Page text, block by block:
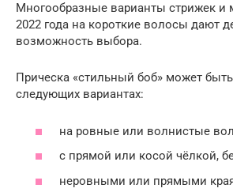
Многообразные варианты стрижек и
2022 года на короткие волосы дают
возможность выбора.
Прическа «стильный боб» может
следующих вариантах:
на ровные или волнистые
с прямой или косой чёлкой,
неровными или прямыми